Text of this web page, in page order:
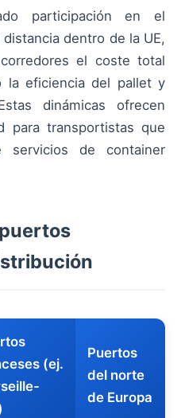
participación en el
dentro de la UE,
el coste total
la eficiencia del pallet y
dinámicas ofrecen
para transportistas que
de container
(ej.
Puertos
del norte
de Europa